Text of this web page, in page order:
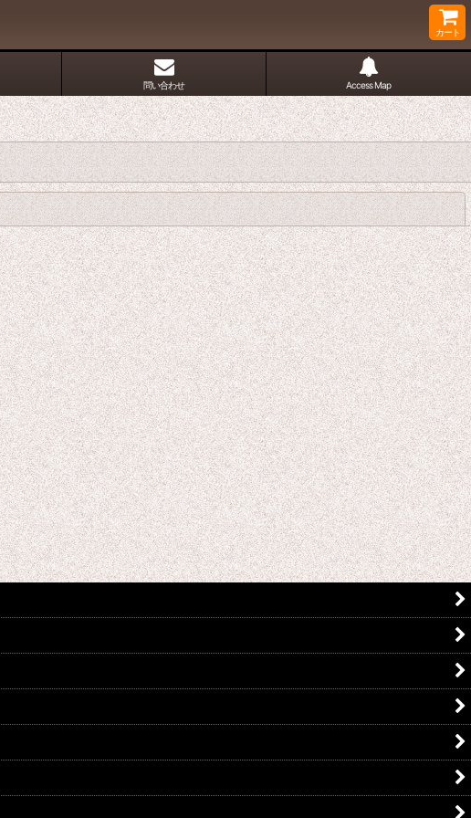
カート
問い合わせ Access Map
閉じる